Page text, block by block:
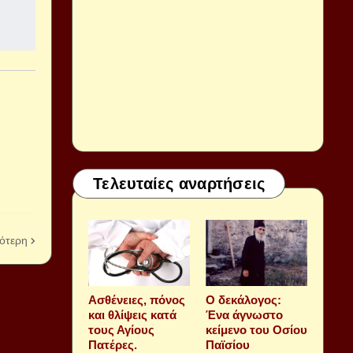
Τελευταίες αναρτήσεις
Aσθένειες, πόνος
και θλίψεις κατά
τους Αγίους
Πατέρες.
Ο δεκάλογος:
Ένα άγνωστο
κείμενο του Οσίου
Παϊσίου